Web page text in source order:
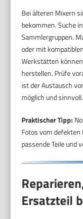
Bei älteren Mixern
bekommen. Suche
Sammlergruppen.
oder mit
Werkstätten
herstellen. Prüfe
ist der Austausch
möglich und sinnvoll.
Praktischer Tipp:
Fotos vom
passende Teile und
Ersatzteil